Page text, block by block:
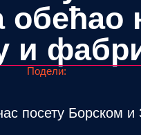
и
Подели:
посету Борском и